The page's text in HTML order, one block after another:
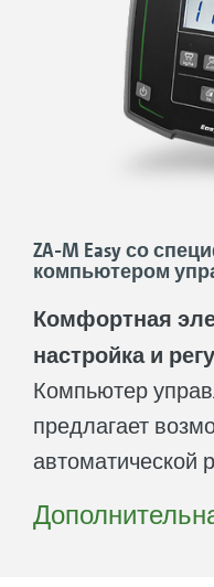
ZA-M Easy со
компьютером
Комфортная
настройка и
Компьютер
предлагает
автоматической
движения. Здесь